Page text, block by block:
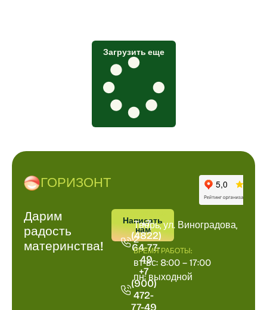
Загрузить еще
ГОРИЗОНТ
Дарим
радость
материнства!
Написать
нам
+7
(4822)
64-77-
49
+7
(900)
472-
Тверь, ул. Виноградова,
2
ВРЕМЯ РАБОТЫ:
вт-вс: 8:00 – 17:00
пн: выходной